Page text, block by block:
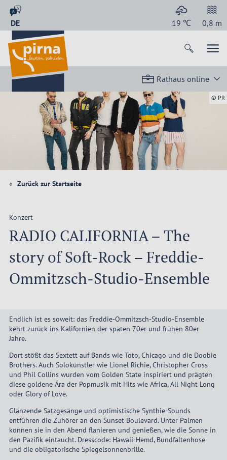
DE 19 ℃ 0,8 m
Rathaus online
© PR
Zurück zur Startseite
Konzert
RADIO CALIFORNIA – The
story of Soft-Rock – Freddie-
Ommitzsch-Studio-Ensemble
Endlich ist es soweit: das Freddie-Ommitzsch-Studio-Ensemble
kehrt zurück ins Kalifornien der späten 70er und frühen 80er
Jahre.
Dort stößt das Sextett auf Bands wie Toto, Chicago und die Doobie
Brothers. Auch Solokünstler wie Lionel Richie, Christopher Cross
und Phil Collins wurden vom Golden State inspiriert und prägten
diese goldene Ära der Popmusik mit Hits wie Africa, All Night Long
oder Glory of Love.
Glänzende Satzgesänge und optimistische Synthie-Sounds
entführen die Zuhörer an den Sunset Boulevard. Unter Palmen
können sie in den Abend flanieren und genießen, wie die Sonne in
den Pazifik eintaucht. Dresscode: Hawaii-Hemd, Bundfaltenhose
und die obligatorische Spiegelsonnenbrille.